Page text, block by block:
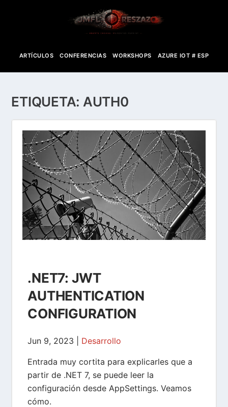
ARTÍCULOS CONFERENCIAS WORKSHOPS AZURE IOT # ESP
ETIQUETA: AUTH0
.NET7: JWT
AUTHENTICATION
CONFIGURATION
Jun 9, 2023 Desarrollo
Entrada muy cortita para explicarles que a
partir de .NET 7, se puede leer la
configuración desde AppSettings. Veamos
cómo.